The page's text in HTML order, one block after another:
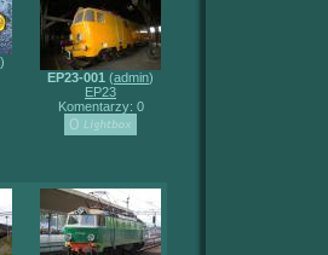
)
EP23-001 (admin)
EP23
Komentarzy: 0